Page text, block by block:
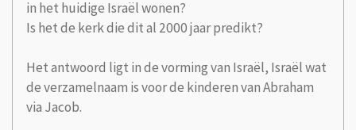
in het huidige Israël wonen?
Is het de kerk die dit al 2000 jaar predikt?
Het antwoord ligt in de vorming van Israël, Israël wat
de verzamelnaam is voor de kinderen van Abraham
via Jacob.